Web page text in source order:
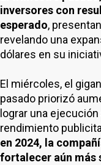
inversores con
esperado,
revelando una
dólares en su
El miércoles, el
pasado priorizó
lograr una
rendimiento
en 2024, la
fortalecer aún más